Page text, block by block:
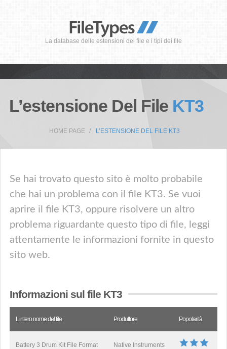
La database delle estensioni dei file e i tipi dei file
L’estensione Del File KT3
HOME PAGE L’ESTENSIONE DEL FILE KT3
Se hai trovato questo sito è molto probabile
che hai un problema con il file KT3. Se vuoi
aprire il file KT3, oppure risolvere un altro
problema riguardante questo tipo di file, leggi
attentamente le informazioni fornite in questo
sito web.
Informazioni sul file KT3
L’intero nome del file Produttore Popolarità
Battery 3 Drum Kit File Format Native Instruments